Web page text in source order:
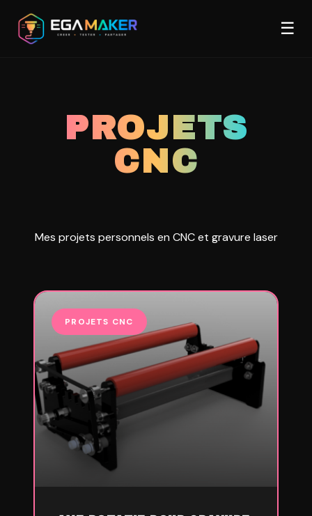
contenu
☰
PROJETS
CNC
Mes projets personnels en CNC et gravure laser
PROJETS CNC